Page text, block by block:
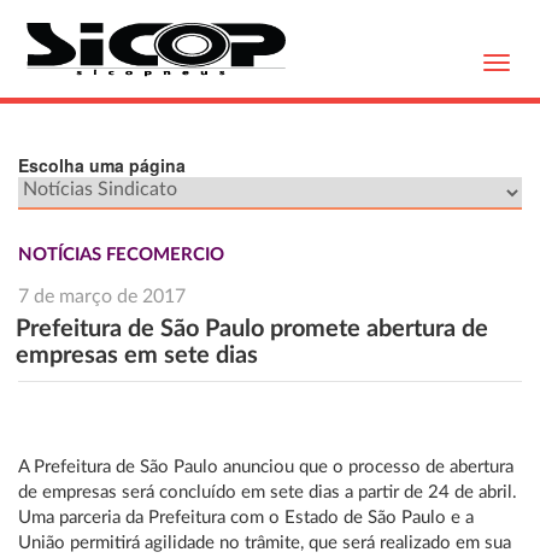
Escolha uma página
NOTÍCIAS FECOMERCIO
7 de março de 2017
Prefeitura de São Paulo promete abertura de
empresas em sete dias
A Prefeitura de São Paulo anunciou que o processo de abertura
de empresas será concluído em sete dias a partir de 24 de abril.
Uma parceria da Prefeitura com o Estado de São Paulo e a
União permitirá agilidade no trâmite, que será realizado em sua